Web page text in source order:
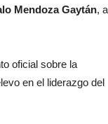
Mendoza Gaytán,
oficial sobre la
en el liderazgo del